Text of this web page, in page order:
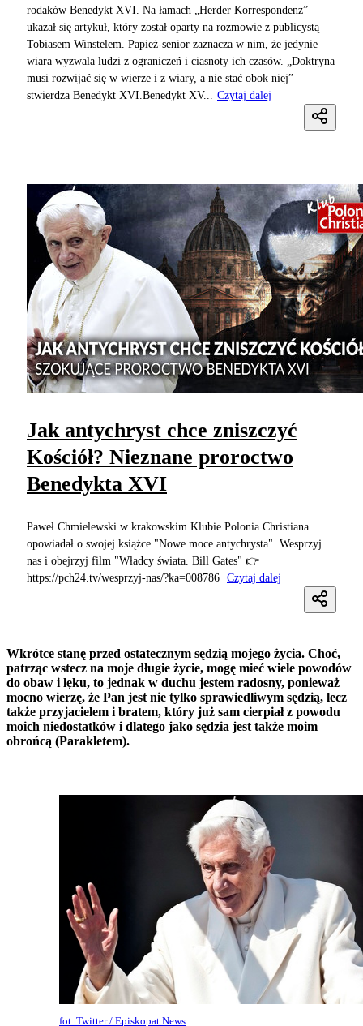
rodaków Benedykt XVI. Na łamach „Herder Korrespondenz”
ukazał się artykuł, który został oparty na rozmowie z publicystą
Tobiasem Winstelem. Papież-senior zaznacza w nim, że jedynie
wiara wyzwala ludzi z ograniczeń i ciasnoty ich czasów. „Doktryna
musi rozwijać się w wierze i z wiary, a nie stać obok niej” –
stwierdza Benedykt XVI.Benedykt XV...
Czytaj dalej
Jak antychryst chce zniszczyć
Kościół? Nieznane proroctwo
Benedykta XVI
Paweł Chmielewski w krakowskim Klubie Polonia Christiana
opowiadał o swojej książce "Nowe moce antychrysta". Wesprzyj
nas i obejrzyj film "Władcy świata. Bill Gates" 👉
https://pch24.tv/wesprzyj-nas/?ka=008786 Czytaj dalej
Wkrótce stanę przed ostatecznym sędzią mojego życia. Choć,
patrząc wstecz na moje długie życie, mogę mieć wiele powodów
do obaw i lęku, to jednak w duchu jestem radosny, ponieważ
mocno wierzę, że Pan jest nie tylko sprawiedliwym sędzią, lecz
także przyjacielem i bratem, który już sam cierpiał z powodu
moich niedostatków i dlatego jako sędzia jest także moim
obrońcą (Parakletem).
fot. Twitter / Episkopat News